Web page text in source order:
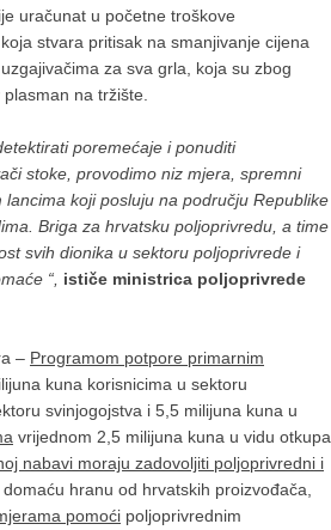
uračunat u početne troškove
stvara pritisak na smanjivanje cijena
za sva grla, koja su zbog
na tržište.
poremećaje i ponuditi
stoke, provodimo niz mjera, spremni
koji posluju na području Republike
Briga za hrvatsku poljoprivredu, a time
svih dionika u sektoru poljoprivrede i
“, ističe ministrica poljoprivrede
– Programom potpore primarnim
kuna korisnicima u sektoru
svinjogojstva i 5,5 milijuna kuna u
vrijednom 2,5 milijuna kuna u vidu otkupa
nabavi moraju zadovoljiti poljoprivredni i
hranu od hrvatskih proizvođača,
pomoći poljoprivrednim